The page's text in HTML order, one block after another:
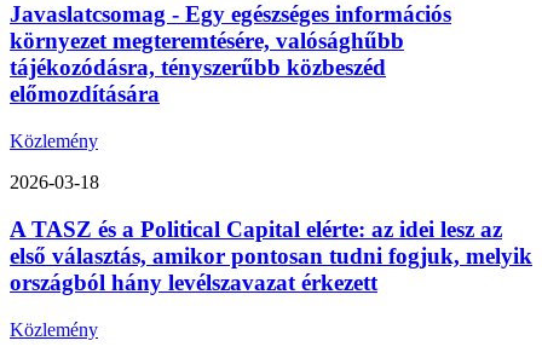
Javaslatcsomag - Egy egészséges információs
környezet megteremtésére, valósághűbb
tájékozódásra, tényszerűbb közbeszéd
előmozdítására
Közlemény
2026-03-18
A TASZ és a Political Capital elérte: az idei lesz az
első választás, amikor pontosan tudni fogjuk, melyik
országból hány levélszavazat érkezett
Közlemény